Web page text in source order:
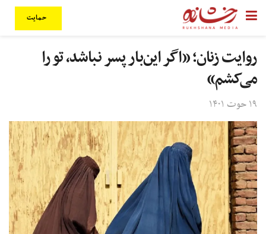
حمایت
روایت زنان؛ «اگر این‌بار پسر نباشد، تو را
می‌کشم»
۱۹ حوت ۱۴۰۱